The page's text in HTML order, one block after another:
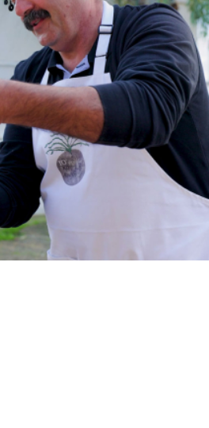
τυρί, μαλακό και
Εύκολη 0:25